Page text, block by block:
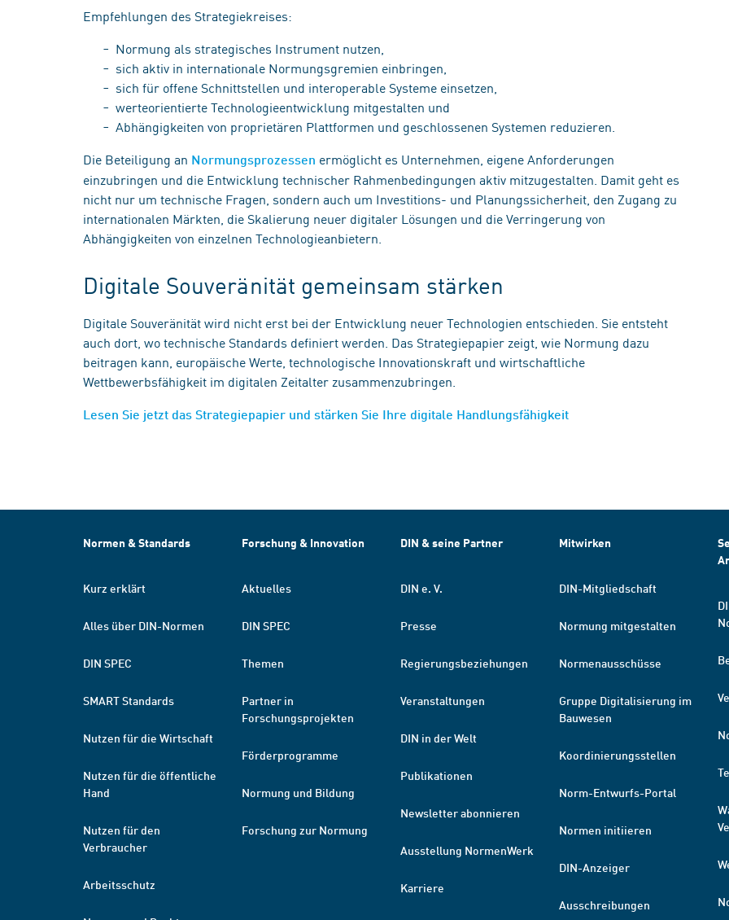
Empfehlungen des Strategiekreises:
Normung als strategisches Instrument nutzen,
sich aktiv in internationale Normungsgremien einbringen,
sich für offene Schnittstellen und interoperable Systeme einsetzen,
werteorientierte Technologieentwicklung mitgestalten und
Abhängigkeiten von proprietären Plattformen und geschlossenen Systemen reduzieren.
Die Beteiligung an Normungsprozessen ermöglicht es Unternehmen, eigene Anforderungen
einzubringen und die Entwicklung technischer Rahmenbedingungen aktiv mitzugestalten. Damit geht es
nicht nur um technische Fragen, sondern auch um Investitions- und Planungssicherheit, den Zugang zu
internationalen Märkten, die Skalierung neuer digitaler Lösungen und die Verringerung von
Abhängigkeiten von einzelnen Technologieanbietern.
Digitale Souveränität gemeinsam stärken
Digitale Souveränität wird nicht erst bei der Entwicklung neuer Technologien entschieden. Sie entsteht
auch dort, wo technische Standards definiert werden. Das Strategiepapier zeigt, wie Normung dazu
beitragen kann, europäische Werte, technologische Innovationskraft und wirtschaftliche
Wettbewerbsfähigkeit im digitalen Zeitalter zusammenzubringen.
Lesen Sie jetzt das Strategiepapier und stärken Sie Ihre digitale Handlungsfähigkeit
Normen & Standards
Kurz erklärt
Alles über DIN-Normen
DIN SPEC
SMART Standards
Nutzen für die Wirtschaft
Nutzen für die öffentliche
Hand
Nutzen für den
Verbraucher
Arbeitsschutz
Forschung & Innovation
Aktuelles
DIN SPEC
Themen
Partner in
Forschungsprojekten
Förderprogramme
Normung und Bildung
Forschung zur Normung
DIN & seine Partner
DIN e. V.
Presse
Regierungsbeziehungen
Veranstaltungen
DIN in der Welt
Publikationen
Newsletter abonnieren
Ausstellung NormenWerk
Karriere
Mitwirken
DIN-Mitgliedschaft
Normung mitgestalten
Normenausschüsse
Gruppe Digitalisierung im
Bauwesen
Koordinierungsstellen
Norm-Entwurfs-Portal
Normen initiieren
DIN-Anzeiger
Ausschreibungen